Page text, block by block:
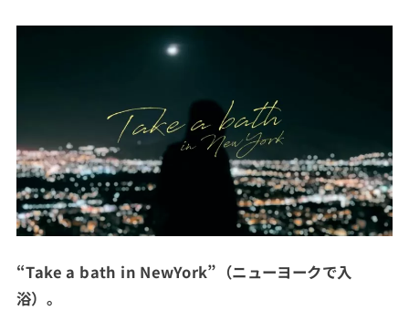
“Take a bath in NewYork”（ニューヨークで入
浴）。